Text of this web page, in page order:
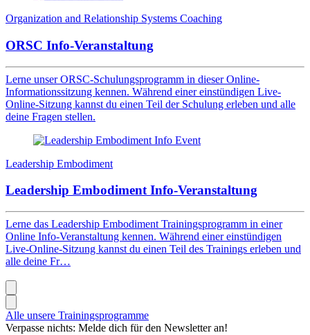
Organization and Relationship Systems Coaching
ORSC Info-Veranstaltung
Lerne unser ORSC-Schulungsprogramm in dieser Online-
Informationssitzung kennen. Während einer einstündigen Live-
Online-Sitzung kannst du einen Teil der Schulung erleben und alle
deine Fragen stellen.
Leadership Embodiment
Leadership Embodiment Info-Veranstaltung
Lerne das Leadership Embodiment Trainingsprogramm in einer
Online Info-Veranstaltung kennen. Während einer einstündigen
Live-Online-Sitzung kannst du einen Teil des Trainings erleben und
alle deine Fr…
Alle unsere Trainingsprogramme
Verpasse nichts: Melde dich für den Newsletter an!